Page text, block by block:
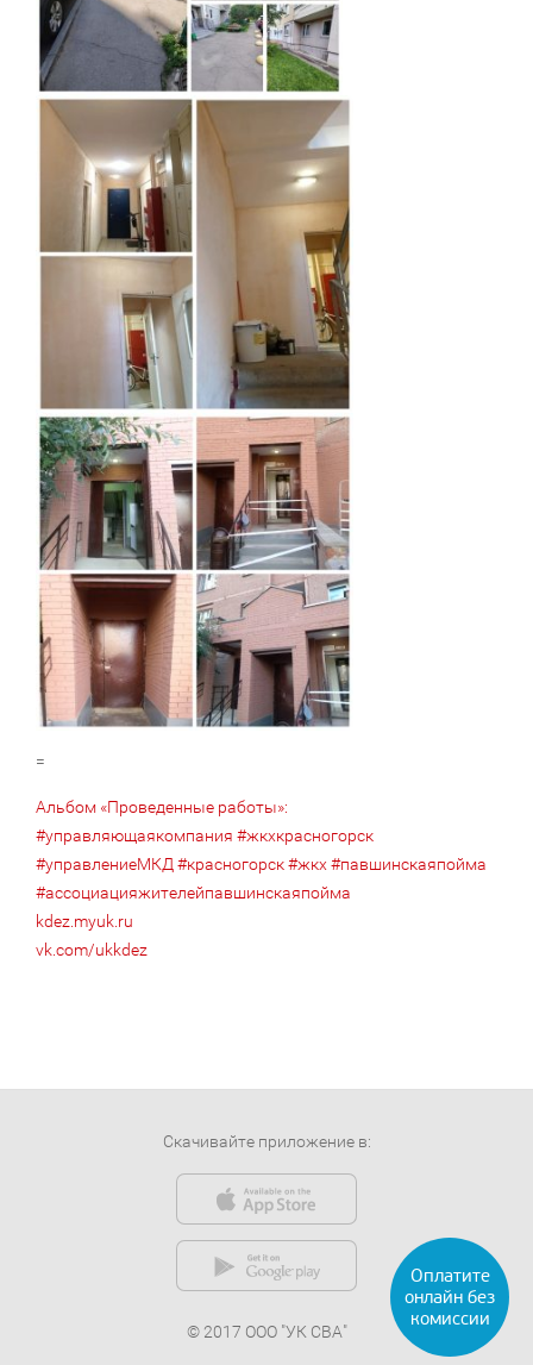
=
Альбом «Проведенные работы»:
#управляющаякомпания #жкхкрасногорск
#управлениеМКД #красногорск#жкх #павшинскаяпойма
#ассоциацияжителейпавшинскаяпойма
kdez.myuk.ru
vk.com/ukkdez
Скачивайте приложение в:
© 2017 ООО "УК СВА"